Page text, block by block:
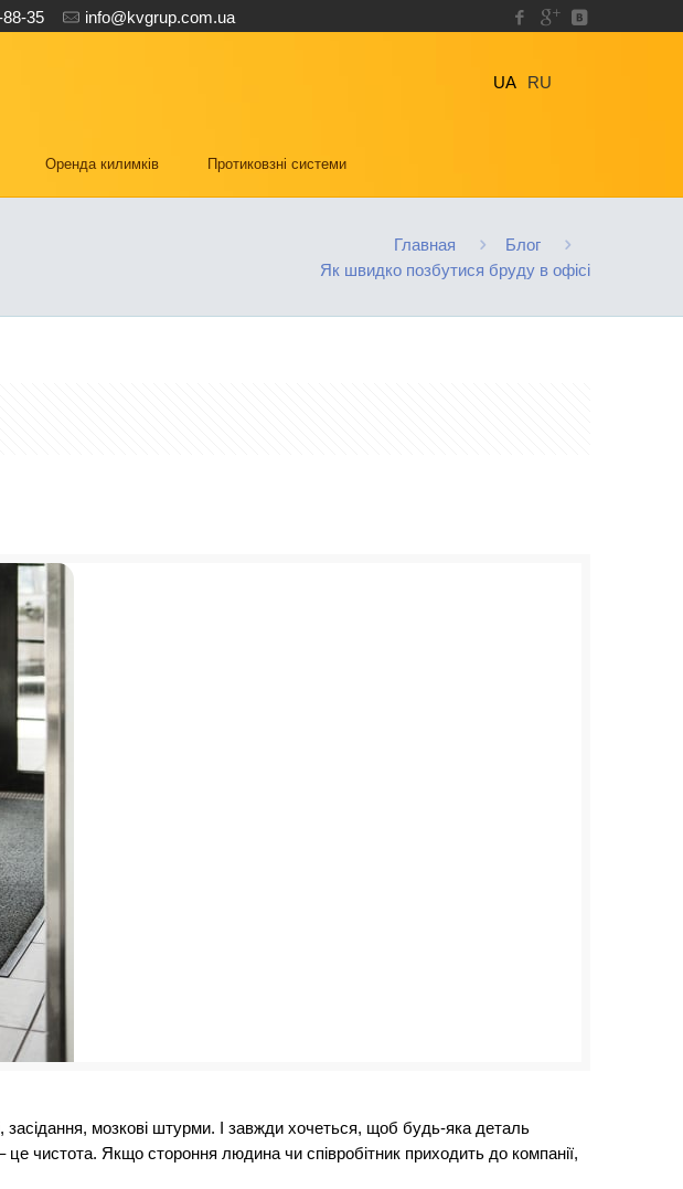
35 info@kvgrup.com.ua
UA RU
Оренда килимків Протиковзні системи
Главная
Блог
Як швидко позбутися бруду в офісі
засідання, мозкові штурми. І завжди хочеться, щоб будь-яка деталь
чистота. Якщо стороння людина чи співробітник приходить до компанії,